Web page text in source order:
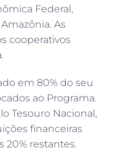
Federal,
As
cooperativos
em 80% do seu
ao Programa.
Tesouro Nacional,
financeiras
20% restantes.